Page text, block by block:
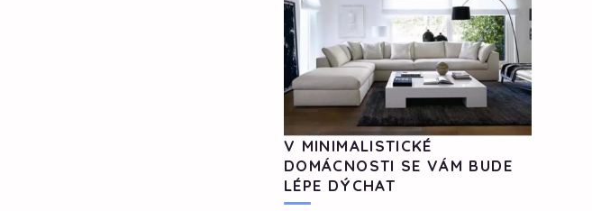
V MINIMALISTICKÉ
DOMÁCNOSTI SE VÁM BUDE
LÉPE DÝCHAT